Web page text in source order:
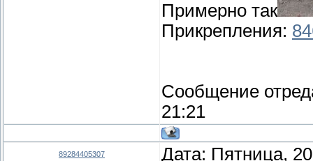
Примерно так
Прикрепления:
Сообщение
21:21
89284405307 Дата: Пятница,